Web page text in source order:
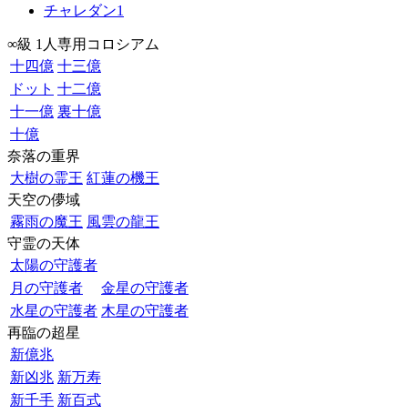
チャレダン1
∞級 1人専用コロシアム
十四億 十三億
ドット 十二億
十一億 裏十億
十億
奈落の重界
大樹の霊王 紅蓮の機王
天空の儚域
霧雨の魔王 風雲の龍王
守霊の天体
太陽の守護者
月の守護者
金星の守護者
水星の守護者 木星の守護者
再臨の超星
新億兆
新凶兆 新万寿
新千手 新百式